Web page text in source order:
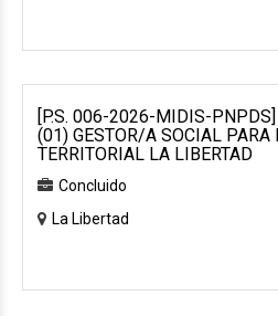
[P.S. 006-2026-MIDIS-
(01) GESTOR/A SOCIAL PARA
TERRITORIAL LA LIBERTAD
Concluido
La Libertad